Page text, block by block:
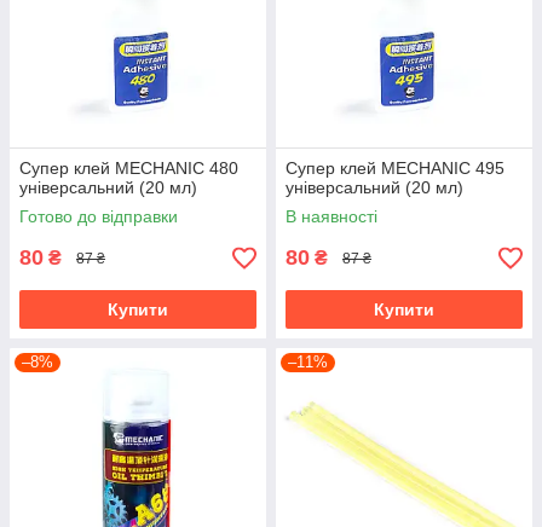
Супер клей MECHANIC 480
універсальний (20 мл)
Готово до відправки
80 ₴ 87 ₴
Купити
Супер клей MECHANIC 495
універсальний (20 мл)
В наявності
80 ₴ 87 ₴
Купити
–8% –11%